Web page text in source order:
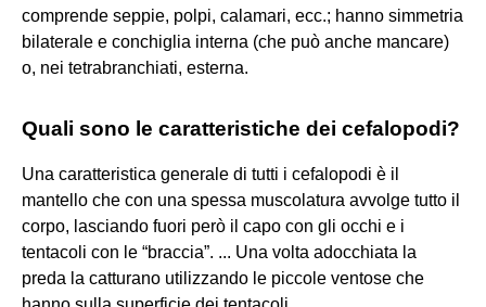
comprende seppie, polpi, calamari, ecc.; hanno simmetria
bilaterale e conchiglia interna (che può anche mancare)
o, nei tetrabranchiati, esterna.
Quali sono le caratteristiche dei cefalopodi?
Una caratteristica generale di tutti i cefalopodi è il
mantello che con una spessa muscolatura avvolge tutto il
corpo, lasciando fuori però il capo con gli occhi e i
tentacoli con le “braccia”. ... Una volta adocchiata la
preda la catturano utilizzando le piccole ventose che